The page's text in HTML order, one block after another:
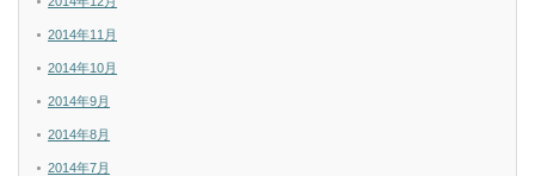
2014年11月
2014年10月
2014年9月
2014年8月
2014年7月